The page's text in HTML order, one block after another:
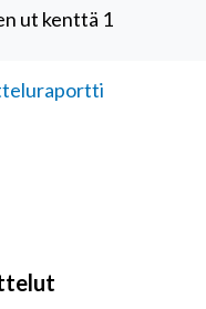
ut kenttä 1